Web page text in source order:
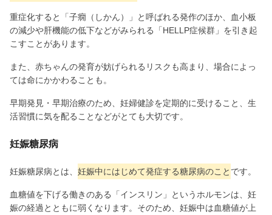
重症化すると「子癇（しかん）」と呼ばれる発作のほか、血小板
の減少や肝機能の低下などがみられる「HELLP症候群」を引き起
こすことがあります。
また、赤ちゃんの発育が妨げられるリスクも高まり、場合によっ
ては命にかかわることも。
早期発見・早期治療のため、妊婦健診を定期的に受けること、生
活習慣に気を配ることなどがとても大切です。
妊娠糖尿病
妊娠糖尿病とは、 妊娠中にはじめて発症する糖尿病のこと です。
血糖値を下げる働きのある「インスリン」というホルモンは、妊
娠の経過とともに弱くなります。そのため、妊娠中は血糖値が上